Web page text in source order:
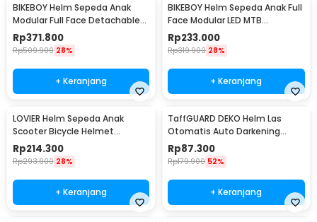
BIKEBOY Helm Sepeda Anak
Modular Full Face Detachable
MTB Skateboard - K22
Rp371.800
Rp509.900 28%
+ Keranjang
BIKEBOY Helm Sepeda Anak Full
Face Modular LED MTB
Skateboard - K24
Rp233.000
Rp319.900 28%
+ Keranjang
LOVIER Helm Sepeda Anak
Scooter Bicycle Helmet
Outdoor Sports - K50
Rp214.300
Rp293.900 28%
+ Keranjang
TaffGUARD DEKO Helm Las
Otomatis Auto Darkening
Welding Helmet - HW24
Rp87.300
Rp179.900 52%
+ Keranjang